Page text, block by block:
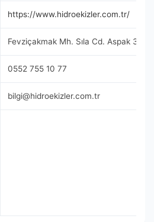
https://www.hidroekizler.com.tr/
Fevziçakmak Mh. Sıla Cd. Aspak 3
0552 755 10 77
bilgi@hidroekizler.com.tr